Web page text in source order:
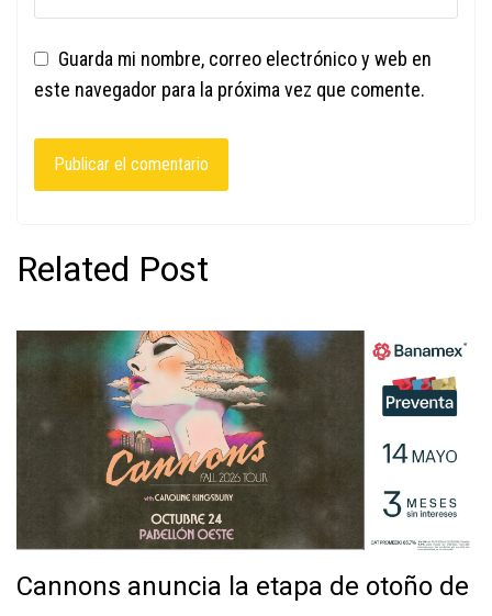
Guarda mi nombre, correo electrónico y web en
este navegador para la próxima vez que comente.
Related Post
Cannons anuncia la etapa de otoño de